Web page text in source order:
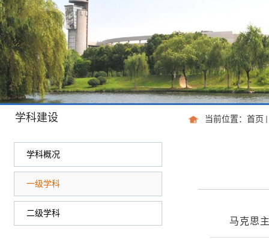
当前位置： 首页
马克思
学科建设
学科概况
一级学科
二级学科